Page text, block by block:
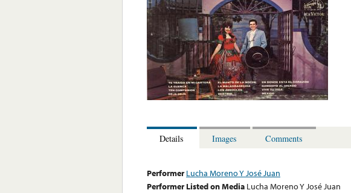
Details Images Comments
Performer Lucha Moreno Y José Juan
Performer Listed on Media Lucha Moreno Y José Juan